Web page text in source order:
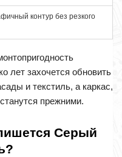
контур без резкого
лет захочется обновить
и текстиль, а каркас,
прежними.
Серый